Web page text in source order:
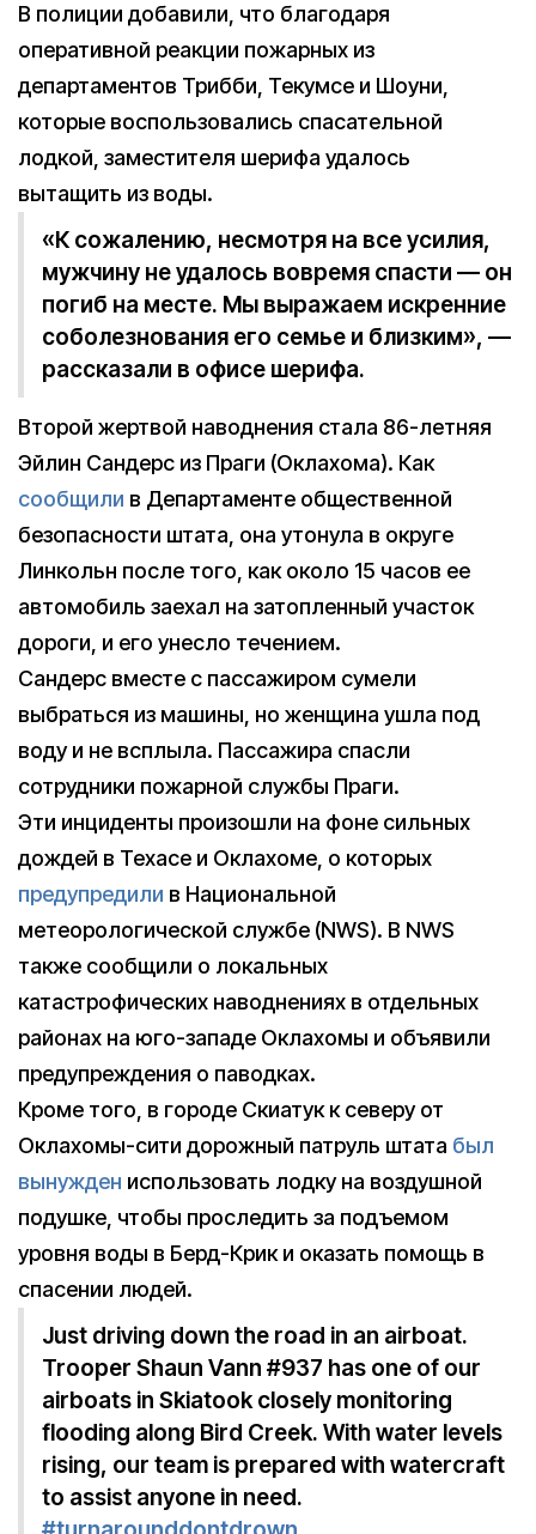
В полиции добавили, что благодаря
оперативной реакции пожарных из
департаментов Трибби, Текумсе и Шоуни,
которые воспользовались спасательной
лодкой, заместителя шерифа удалось
вытащить из воды.
«К сожалению, несмотря на все усилия,
мужчину не удалось вовремя спасти — он
погиб на месте. Мы выражаем искренние
соболезнования его семье и близким», —
рассказали в офисе шерифа.
Второй жертвой наводнения стала 86-летняя
Эйлин Сандерс из Праги (Оклахома). Как
сообщили в Департаменте общественной
безопасности штата, она утонула в округе
Линкольн после того, как около 15 часов ее
автомобиль заехал на затопленный участок
дороги, и его унесло течением.
Сандерс вместе с пассажиром сумели
выбраться из машины, но женщина ушла под
воду и не всплыла. Пассажира спасли
сотрудники пожарной службы Праги.
Эти инциденты произошли на фоне сильных
дождей в Техасе и Оклахоме, о которых
предупредили в Национальной
метеорологической службе (NWS). В NWS
также сообщили о локальных
катастрофических наводнениях в отдельных
районах на юго-западе Оклахомы и объявили
предупреждения о паводках.
Кроме того, в городе Скиатук к северу от
Оклахомы-сити дорожный патруль штата был
вынужден использовать лодку на воздушной
подушке, чтобы проследить за подъемом
уровня воды в Берд-Крик и оказать помощь в
спасении людей.
Just driving down the road in an airboat.
Trooper Shaun Vann #937 has one of our
airboats in Skiatook closely monitoring
flooding along Bird Creek. With water levels
rising, our team is prepared with watercraft
to assist anyone in need.